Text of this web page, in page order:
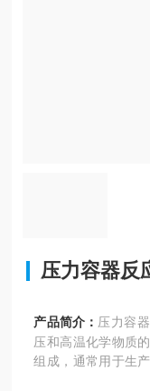
压力容器反
产品简介： 压力容
压和高温化学物质
组成，通常用于生